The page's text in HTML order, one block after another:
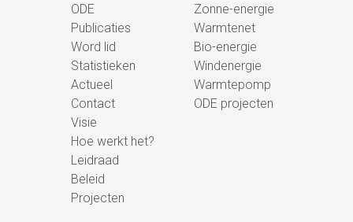
ODE
Publicaties
Word lid
Statistieken
Actueel
Contact
Visie
Hoe werkt het?
Leidraad
Beleid
Projecten
Zonne-energie
Warmtenet
Bio-energie
Windenergie
Warmtepomp
ODE projecten